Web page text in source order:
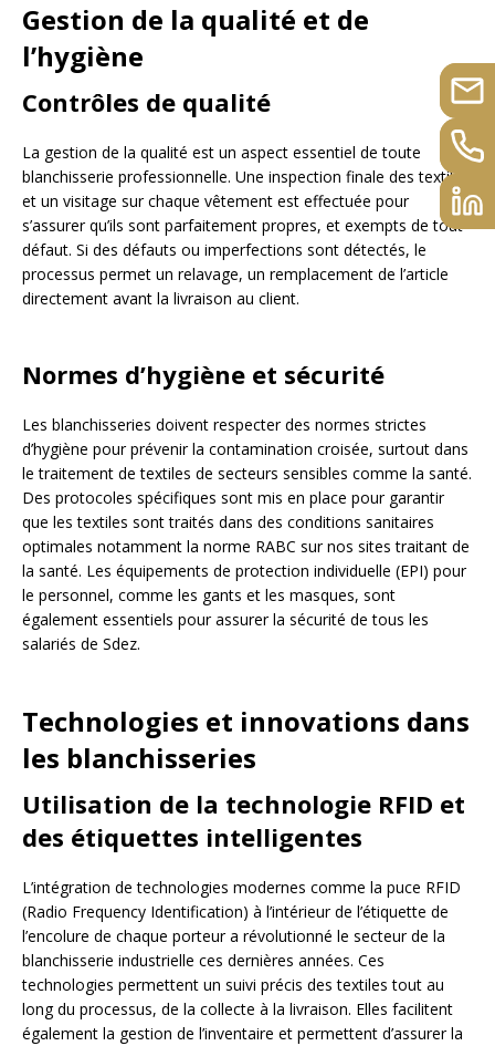
Gestion de la qualité et de
l’hygiène
Contrôles de qualité
La gestion de la qualité est un aspect essentiel de toute
blanchisserie professionnelle. Une inspection finale des textiles
et un visitage sur chaque vêtement est effectuée pour
s’assurer qu’ils sont parfaitement propres, et exempts de tout
défaut. Si des défauts ou imperfections sont détectés, le
processus permet un relavage, un remplacement de l’article
directement avant la livraison au client.
Normes d’hygiène et sécurité
Les blanchisseries doivent respecter des normes strictes
d’hygiène pour prévenir la contamination croisée, surtout dans
le traitement de textiles de secteurs sensibles comme la santé.
Des protocoles spécifiques sont mis en place pour garantir
que les textiles sont traités dans des conditions sanitaires
optimales notamment la norme RABC sur nos sites traitant de
la santé. Les équipements de protection individuelle (EPI) pour
le personnel, comme les gants et les masques, sont
également essentiels pour assurer la sécurité de tous les
salariés de Sdez.
Technologies et innovations dans
les blanchisseries
Utilisation de la technologie RFID et
des étiquettes intelligentes
L’intégration de technologies modernes comme la puce RFID
(Radio Frequency Identification) à l’intérieur de l’étiquette de
l’encolure de chaque porteur a révolutionné le secteur de la
blanchisserie industrielle ces dernières années. Ces
technologies permettent un suivi précis des textiles tout au
long du processus, de la collecte à la livraison. Elles facilitent
également la gestion de l’inventaire et permettent d’assurer la